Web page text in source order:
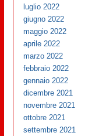
luglio 2022
giugno 2022
maggio 2022
aprile 2022
marzo 2022
febbraio 2022
gennaio 2022
dicembre 2021
novembre 2021
ottobre 2021
settembre 2021